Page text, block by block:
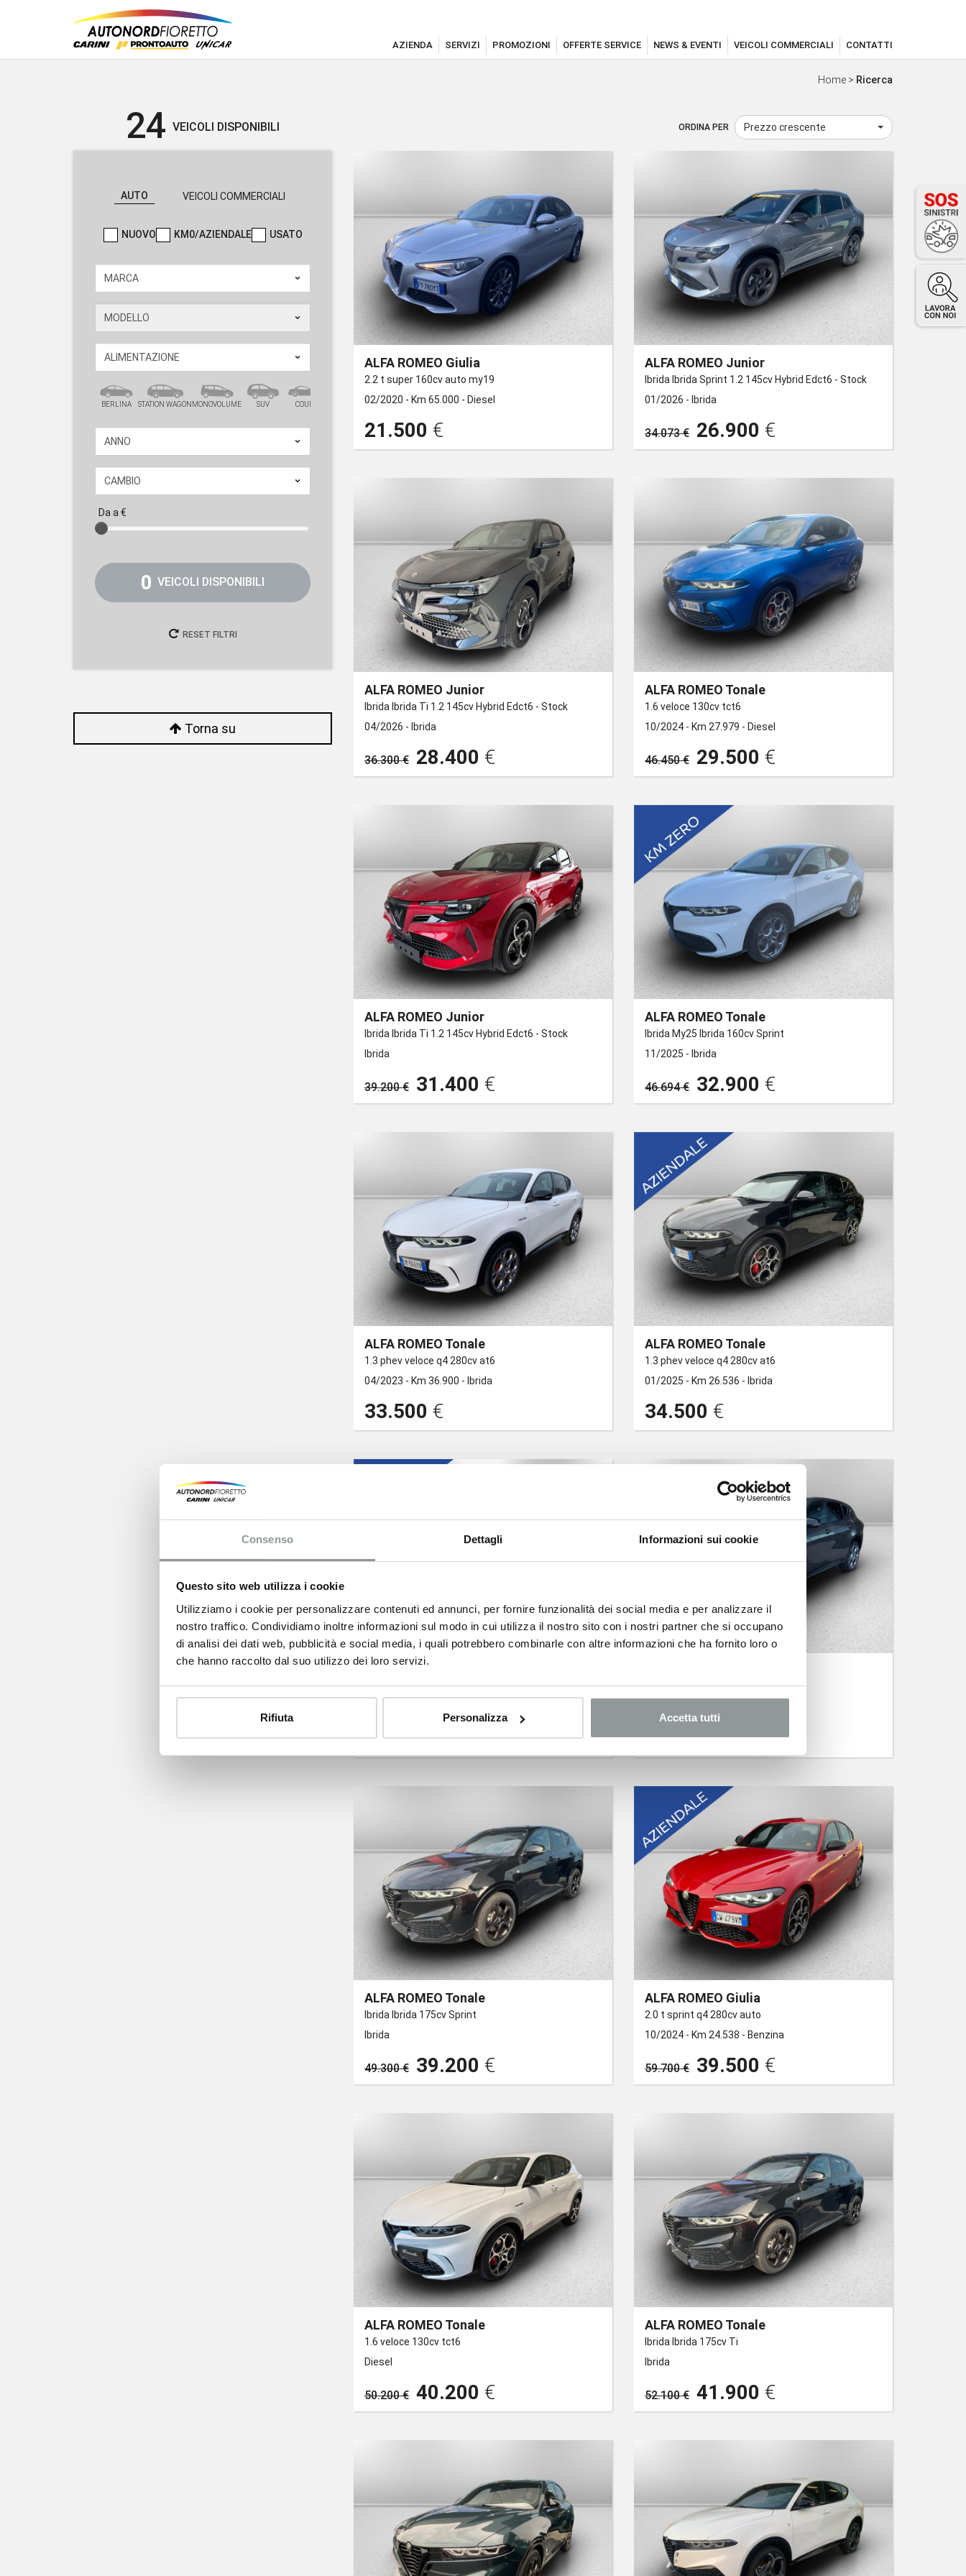
Consenso Dettagli Informazioni sui cookie
Questo sito web utilizza i cookie
Utilizziamo i cookie per personalizzare contenuti ed annunci, per fornire funzionalità dei social media e per analizzare il
nostro traffico. Condividiamo inoltre informazioni sul modo in cui utilizza il nostro sito con i nostri partner che si occupano
di analisi dei dati web, pubblicità e social media, i quali potrebbero combinarle con altre informazioni che ha fornito loro o
che hanno raccolto dal suo utilizzo dei loro servizi.
Rifiuta Personalizza Accetta tutti
AZIENDA SERVIZI PROMOZIONI OFFERTE SERVICE NEWS & EVENTI VEICOLI COMMERCIALI CONTATTI
Home > Ricerca
24 VEICOLI DISPONIBILI ORDINA PER Prezzo crescente
AUTO VEICOLI COMMERCIALI
NUOVO KM0/AZIENDALE USATO
BERLINA STATION WAGONMONOVOLUME SUV COUPÉ PICK UP
Daa€
0 VEICOLI DISPONIBILI
RESET FILTRI
Torna su
ALFA ROMEO Giulia
2.2 t super 160cv auto my19
02/2020 - Km 65.000 - Diesel
21.500 €
ALFA ROMEO Junior
Ibrida Ibrida Sprint 1.2 145cv Hybrid Edct6 - Stock
01/2026 - Ibrida
34.073 € 26.900 €
ALFA ROMEO Junior
Ibrida Ibrida Ti 1.2 145cv Hybrid Edct6 - Stock
04/2026 - Ibrida
36.300 € 28.400 €
ALFA ROMEO Tonale
1.6 veloce 130cv tct6
10/2024 - Km 27.979 - Diesel
46.450 € 29.500 €
ALFA ROMEO Junior
Ibrida Ibrida Ti 1.2 145cv Hybrid Edct6 - Stock
Ibrida
39.200 € 31.400 €
ALFA ROMEO Tonale
Ibrida My25 Ibrida 160cv Sprint
11/2025 - Ibrida
46.694 € 32.900 €
ALFA ROMEO Tonale
1.3 phev veloce q4 280cv at6
04/2023 - Km 36.900 - Ibrida
33.500 €
ALFA ROMEO Tonale
1.3 phev veloce q4 280cv at6
01/2025 - Km 26.536 - Ibrida
34.500 €
1.5 hybrid veloce 160cv tct7
52.700 € 38.500€
veloce
38.500€
ALFA ROMEO Tonale
Ibrida Ibrida 175cv Sprint
Ibrida
49.300 € 39.200 €
ALFA ROMEO Giulia
2.0 t sprint q4 280cv auto
10/2024 - Km 24.538 - Benzina
59.700 € 39.500 €
ALFA ROMEO Tonale
1.6 veloce 130cv tct6
Diesel
50.200 € 40.200 €
ALFA ROMEO Tonale
Ibrida Ibrida 175cv Ti
Ibrida
52.100 € 41.900 €